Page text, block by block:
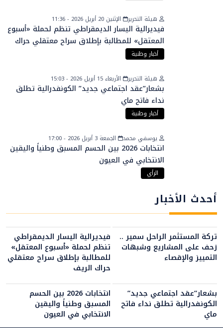
هيئة التحرير الإثنين 20 أبريل 2026 - 11:36
فيديرالية اليسار الديمقراطي تنظم لحملة «أسبوع
المعتقل» للمطالبة بإطلاق سراح معتقلي حراك
الريف
أخبار وطنية
هيئة التحرير الأربعاء 15 أبريل 2026 - 15:03
بشعار”عقد اجتماعي جديد” الكونفدرالية تطلق
نداء فاتح ماي
أخبار وطنية
يوسفي محمد الجمعة 3 أبريل 2026 - 17:00
انتخابات 2026 بين الحسم المسبق وطنياً واليقين
الانتخابي في العيون
الرأي
أحدث الأخبار
تركة المستثمر الراحل سمير ..
زحف على المشاريع وشبهات
التمييز والإقصاء
فيديرالية اليسار الديمقراطي
تنظم لحملة «أسبوع المعتقل»
للمطالبة بإطلاق سراح معتقلي
حراك الريف
بشعار”عقد اجتماعي جديد”
الكونفدرالية تطلق نداء فاتح
ماي
انتخابات 2026 بين الحسم
المسبق وطنياً واليقين
الانتخابي في العيون